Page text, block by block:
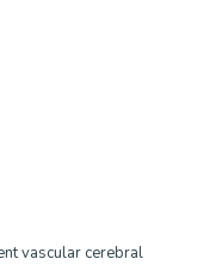
vascular cerebral